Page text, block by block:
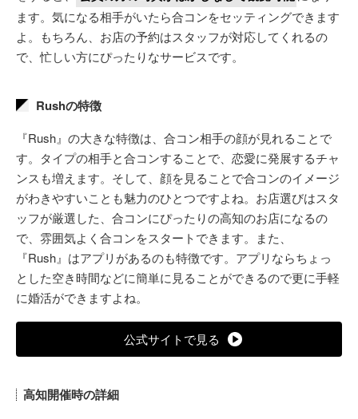
ます。気になる相手がいたら合コンをセッティングできます
よ。もちろん、お店の予約はスタッフが対応してくれるの
で、忙しい方にぴったりなサービスです。
Rushの特徴
『Rush』の大きな特徴は、合コン相手の顔が見れることで
す。タイプの相手と合コンすることで、恋愛に発展するチャ
ンスも増えます。そして、顔を見ることで合コンのイメージ
がわきやすいことも魅力のひとつですよね。お店選びはスタ
ッフが厳選した、合コンにぴったりの高知のお店になるの
で、雰囲気よく合コンをスタートできます。また、
『Rush』はアプリがあるのも特徴です。アプリならちょっ
とした空き時間などに簡単に見ることができるので更に手軽
に婚活ができますよね。
公式サイトで見る
高知開催時の詳細